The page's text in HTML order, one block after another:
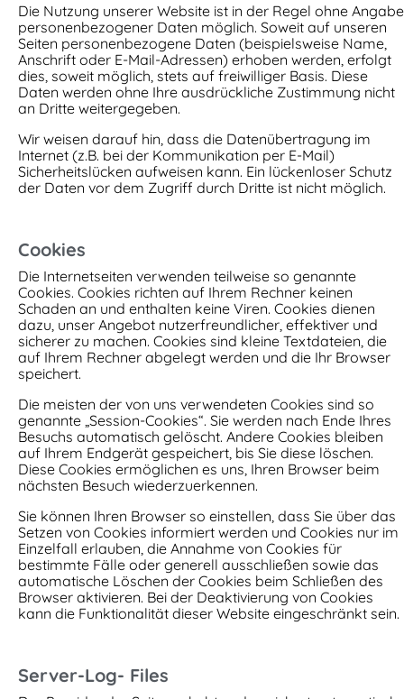
Die Nutzung unserer Website ist in der Regel ohne Angabe
personenbezogener Daten möglich. Soweit auf unseren
Seiten personenbezogene Daten (beispielsweise Name,
Anschrift oder E-Mail-Adressen) erhoben werden, erfolgt
dies, soweit möglich, stets auf freiwilliger Basis. Diese
Daten werden ohne Ihre ausdrückliche Zustimmung nicht
an Dritte weitergegeben.
Wir weisen darauf hin, dass die Datenübertragung im
Internet (z.B. bei der Kommunikation per E-Mail)
Sicherheitslücken aufweisen kann. Ein lückenloser Schutz
der Daten vor dem Zugriff durch Dritte ist nicht möglich.
Cookies
Die Internetseiten verwenden teilweise so genannte
Cookies. Cookies richten auf Ihrem Rechner keinen
Schaden an und enthalten keine Viren. Cookies dienen
dazu, unser Angebot nutzerfreundlicher, effektiver und
sicherer zu machen. Cookies sind kleine Textdateien, die
auf Ihrem Rechner abgelegt werden und die Ihr Browser
speichert.
Die meisten der von uns verwendeten Cookies sind so
genannte „Session-Cookies“. Sie werden nach Ende Ihres
Besuchs automatisch gelöscht. Andere Cookies bleiben
auf Ihrem Endgerät gespeichert, bis Sie diese löschen.
Diese Cookies ermöglichen es uns, Ihren Browser beim
nächsten Besuch wiederzuerkennen.
Sie können Ihren Browser so einstellen, dass Sie über das
Setzen von Cookies informiert werden und Cookies nur im
Einzelfall erlauben, die Annahme von Cookies für
bestimmte Fälle oder generell ausschließen sowie das
automatische Löschen der Cookies beim Schließen des
Browser aktivieren. Bei der Deaktivierung von Cookies
kann die Funktionalität dieser Website eingeschränkt sein.
Server-Log- Files